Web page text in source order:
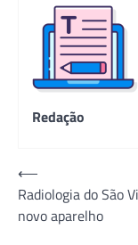
Redação
Navegação
de
Post
⟵
Radiologia do São
novo aparelho